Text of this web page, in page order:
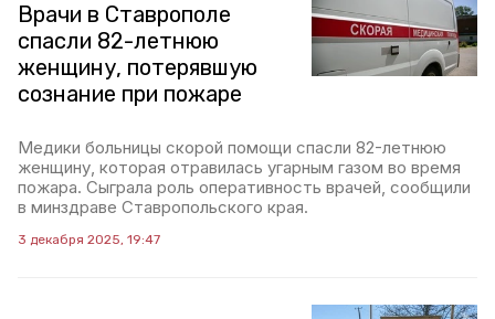
Врачи в Ставрополе
спасли 82-летнюю
женщину, потерявшую
сознание при пожаре
Медики больницы скорой помощи спасли 82-летнюю
женщину, которая отравилась угарным газом во время
пожара. Сыграла роль оперативность врачей, сообщили
в минздраве Ставропольского края.
3 декабря 2025, 19:47